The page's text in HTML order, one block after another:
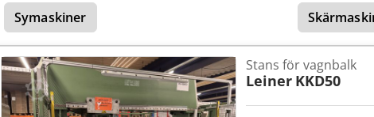
Symaskiner
Stans för vagnbalk
Leiner KKD50